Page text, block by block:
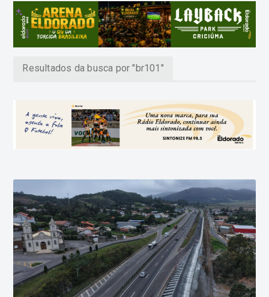
Resultados da busca por "br101"